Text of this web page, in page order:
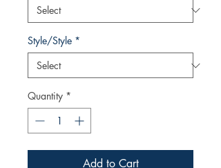
Style/Style *
Quantity *
Add to Cart